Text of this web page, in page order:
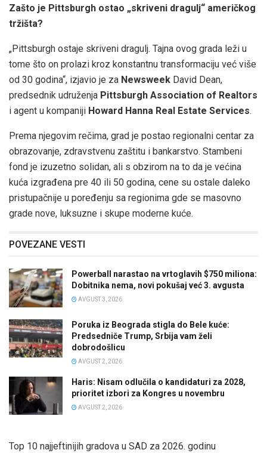
Zašto je Pittsburgh ostao „skriveni dragulj“ američkog
tržišta?
„Pittsburgh ostaje skriveni dragulj. Tajna ovog grada leži u
tome što on prolazi kroz konstantnu transformaciju već više
od 30 godina“, izjavio je za Newsweek David Dean,
predsednik udruženja Pittsburgh Association of Realtors
i agent u kompaniji Howard Hanna Real Estate Services.
Prema njegovim rečima, grad je postao regionalni centar za
obrazovanje, zdravstvenu zaštitu i bankarstvo. Stambeni
fond je izuzetno solidan, ali s obzirom na to da je većina
kuća izgrađena pre 40 ili 50 godina, cene su ostale daleko
pristupačnije u poređenju sa regionima gde se masovno
grade nove, luksuzne i skupe moderne kuće.
POVEZANE VESTI
Powerball narastao na vrtoglavih $750 miliona:
Dobitnika nema, novi pokušaj već 3. avgusta
AVGUST 3, 2026
Poruka iz Beograda stigla do Bele kuće:
Predsedniče Trump, Srbija vam želi
dobrodošlicu
AVGUST 2, 2026
Haris: Nisam odlučila o kandidaturi za 2028,
prioritet izbori za Kongres u novembru
AVGUST 2, 2026
Top 10 najjeftinijih gradova u SAD za 2026. godinu